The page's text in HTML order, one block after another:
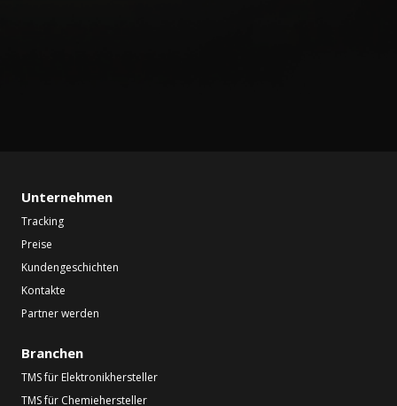
Unternehmen
Tracking
Preise
Kundengeschichten
Kontakte
Partner werden
Branchen
TMS für Elektronikhersteller
TMS für Chemiehersteller